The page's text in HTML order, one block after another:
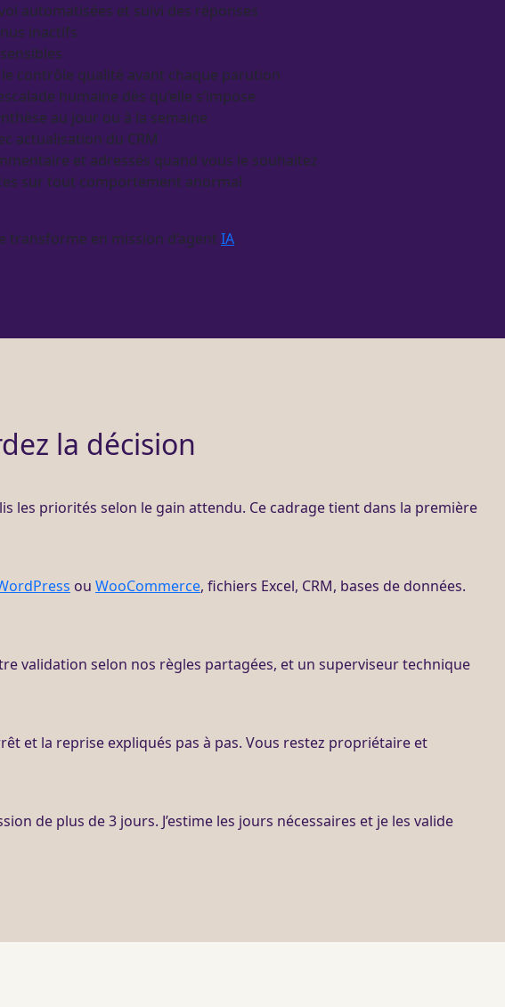
automatisées et suivi des réponses
inactifs
contrôle qualité avant chaque parution
humaine dès qu’elle s’impose
au jour ou à la semaine
actualisation du CRM
et adressés quand vous le souhaitez
sur tout comportement anormal
transforme en mission d’agent IA.
la décision
les priorités selon le gain attendu. Ce cadragetient dans la première
ou WooCommerce, fichiers Excel, CRM, bases de données.
validation selon nos règles partagées, et un superviseur technique
et la reprise expliqués pas à pas. Vous restez propriétaire et
de plus de 3 jours. J’estime les jours nécessaires et je les valide